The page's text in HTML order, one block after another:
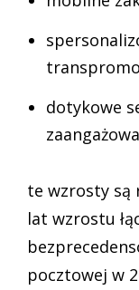
dotykowe
te wzrosty są
lat wzrostu
pocztowej w